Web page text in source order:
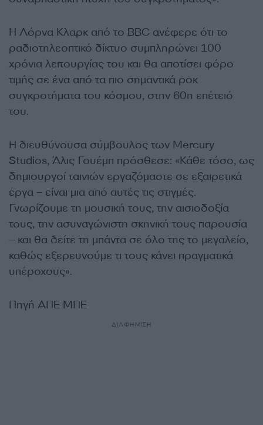
Η Λόρνα Κλαρκ από το BBC ανέφερε ότι το
ραδιοτηλεοπτικό δίκτυο συμπληρώνει 100
χρόνια λειτουργίας του και θα αποτίσει φόρο
τιμής σε ένα από τα πιο σημαντικά ροκ
συγκροτήματα του κόσμου, στην 60η επέτειό
του.
Η διευθύνουσα σύμβουλος των Mercury
Studios, Άλις Γουέμπ πρόσθεσε: «Κάθε τόσο, ως
δημιουργοί ταινιών εργαζόμαστε σε εξαιρετικά
έργα – είναι μια από αυτές τις στιγμές.
Γνωρίζουμε τη μουσική τους, την αισιοδοξία
τους, την ασυναγώνιστη σκηνική τους παρουσία
– και θα δείτε τη μπάντα σε όλο της το μεγαλείο,
καθώς εξερευνούμε τι τους κάνει πραγματικά
υπέροχους».
Πηγή ΑΠΕ ΜΠΕ
ΔΙΑΦΗΜΙΣΗ